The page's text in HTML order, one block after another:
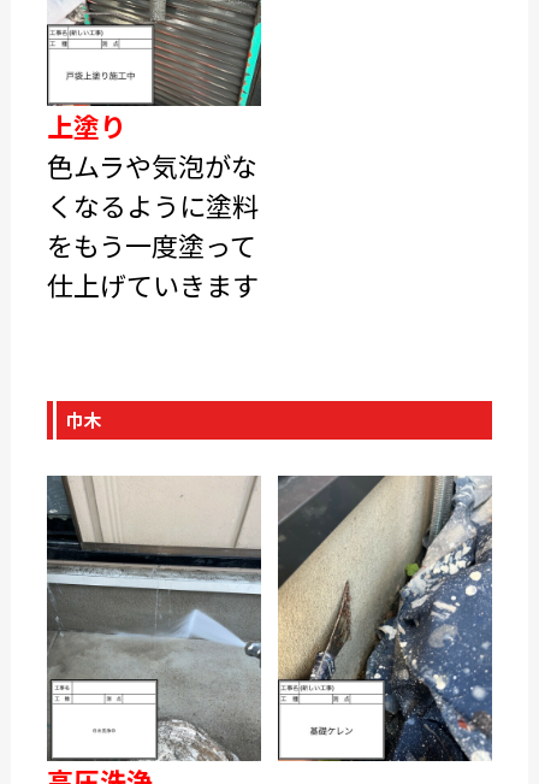
上塗り
色ムラや気泡がな
くなるように塗料
をもう一度塗って
仕上げていきます
巾木